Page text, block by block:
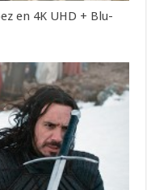
en 4K UHD + Blu-